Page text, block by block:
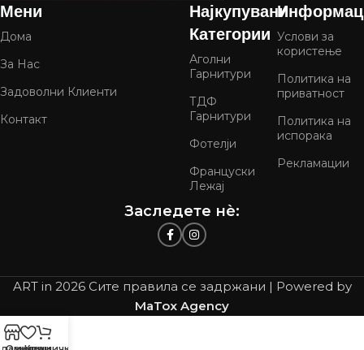
Мени
Дома
За Нас
Задоволни Клиенти
Контакт
Најкупувани
Категории
Аголни
Гарнитури
ТДФ
Гарнитури
Фотелји
Француски
Лежај
Услови за
користење
Политика на
приватност
Политика на
испорака
Рекламации
Заследете нѐ:
ART in 2026 Сите правила се задржани | Powered by
MaTox Agency